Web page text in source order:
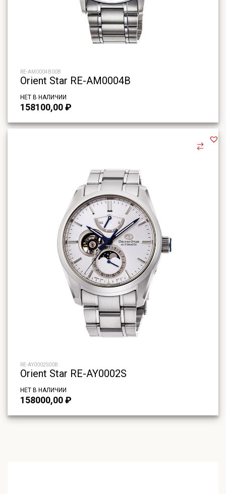
RE-AM0004B00B
Orient Star RE-AM0004B
НЕТ В НАЛИЧИИ
158100,00₽
RE-AY0002S00B
Orient Star RE-AY0002S
НЕТ В НАЛИЧИИ
158000,00₽